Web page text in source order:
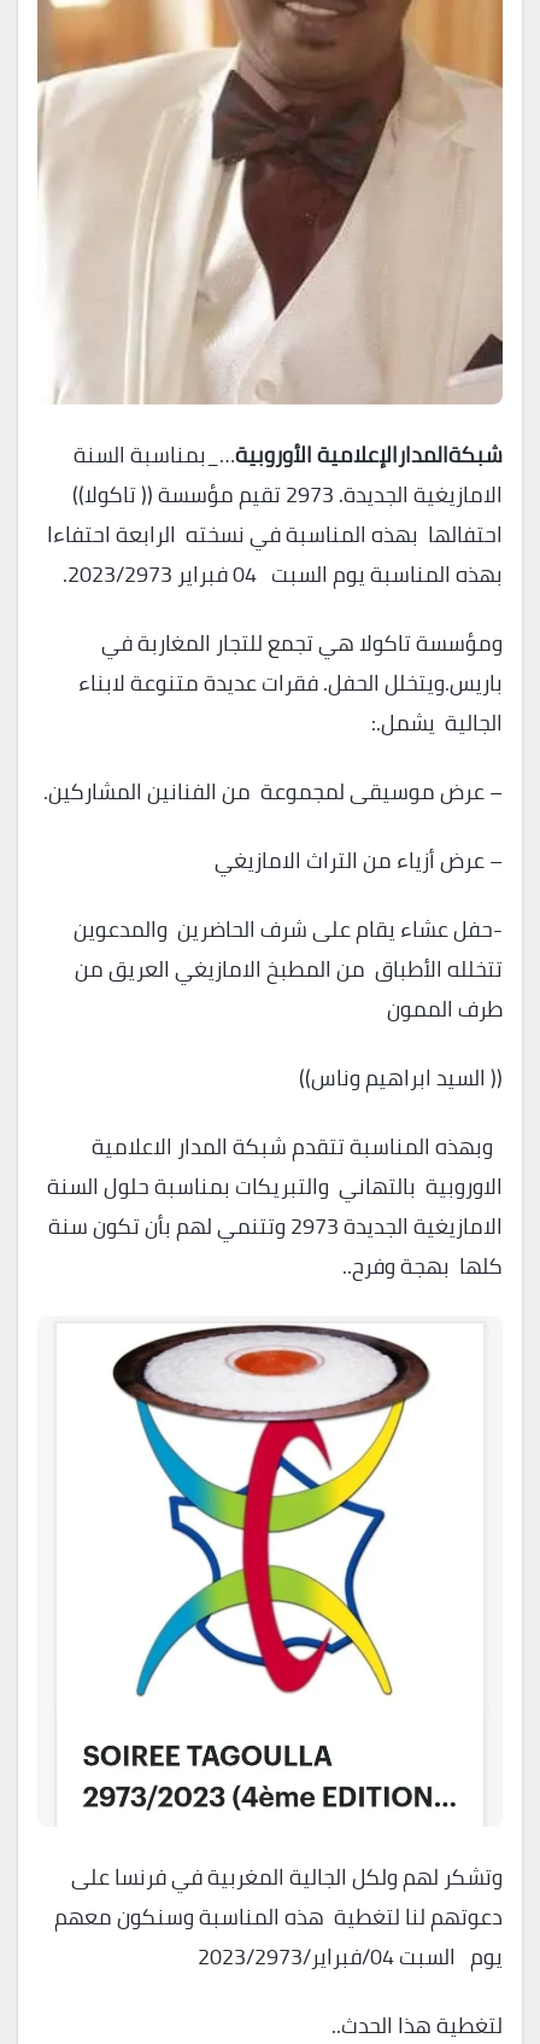
شبكةالمدارالإعلامية الأوروبية…_بمناسبة السنة
الامازيغية الجديدة. 2973 تقيم مؤسسة (( تاكولا))
احتفالها بهذه المناسبة في نسخته الرابعة احتفاءا
بهذه المناسبة يوم السبت 04 فبراير 2023/2973.
ومؤسسة تاكولا هي تجمع للتجار المغاربة في
باريس.ويتخلل الحفل. فقرات عديدة متنوعة لابناء
الجالية يشمل.:
– عرض موسيقى لمجموعة من الفنانين المشاركين.
– عرض أزياء من التراث الامازيغي
-حفل عشاء يقام على شرف الحاضرين والمدعوين
تتخلله الأطباق من المطبخ الامازيغي العريق من
طرف الممون
(( السيد ابراهيم وناس))
وبهذه المناسبة تتقدم شبكة المدار الاعلامية
الاوروبية بالتهاني والتبريكات بمناسبة حلول السنة
الامازيغية الجديدة 2973 وتتنمي لهم بأن تكون سنة
كلها بهجة وفرح..
وتشكر لهم ولكل الجالية المغربية في فرنسا على
دعوتهم لنا لتغطية هذه المناسبة وسنكون معهم
يوم السبت 04/فبراير/2023/2973
لتغطية هذا الحدث..